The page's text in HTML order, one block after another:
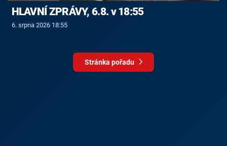
HLAVNÍ ZPRÁVY, 6.8. v 18:55
6. srpna 2026 18:55
Stránka pořadu